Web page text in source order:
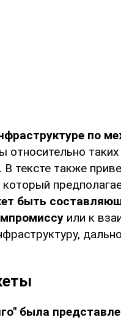
по
относительно
тексте также
быть
или к
была